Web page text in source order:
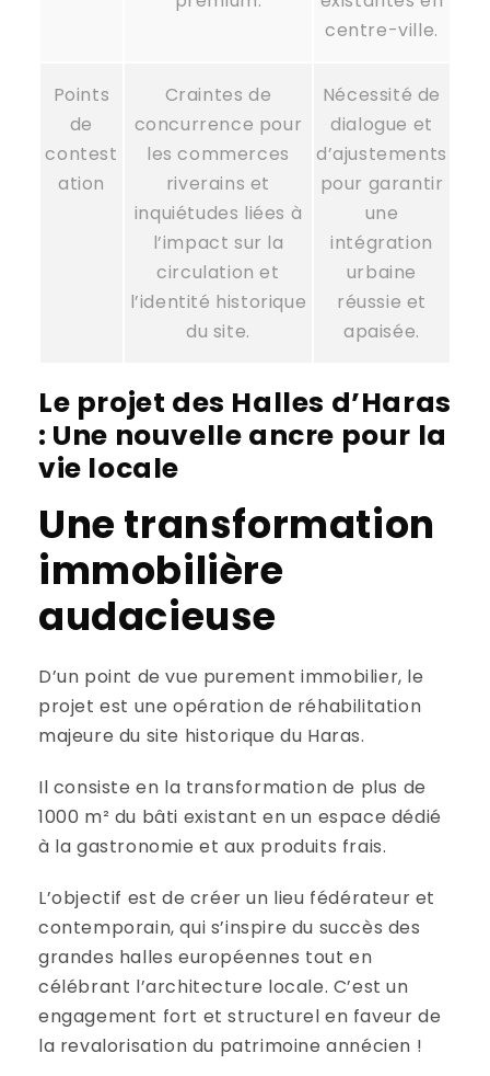
centre-ville.
Points
de
contest
ation
Craintes de
concurrence pour
les commerces
riverains et
inquiétudes liées à
l’impact sur la
circulation et
l’identité historique
du site.
Nécessité de
dialogue et
d’ajustements
pour garantir
une
intégration
urbaine
réussie et
apaisée.
Le projet des Halles d’Haras
: Une nouvelle ancre pour la
vie locale
Une transformation
immobilière
audacieuse
D’un point de vue purement immobilier, le
projet est une opération de réhabilitation
majeure du site historique du Haras.
Il consiste en la transformation de plus de
1000 m² du bâti existant en un espace dédié
à la gastronomie et aux produits frais.
L’objectif est de créer un lieu fédérateur et
contemporain, qui s’inspire du succès des
grandes halles européennes tout en
célébrant l’architecture locale. C’est un
engagement fort et structurel en faveur de
la revalorisation du patrimoine annécien !